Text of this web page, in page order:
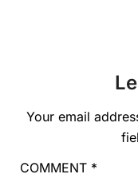
Your email
COMMENT *